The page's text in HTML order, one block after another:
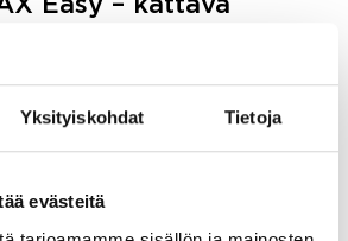
Yksityiskohdat Tietoja
evästeitä
Easy – kattava
ja etsimme juuri